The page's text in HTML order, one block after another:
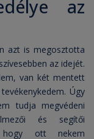
az
azt is megosztotta
az idejét.
van két mentett
Úgy
tudja megvédeni
és segítői
hogy ott nekem